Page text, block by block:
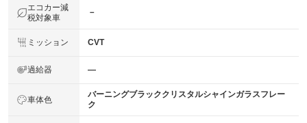
エコカー減
税対象車
－
ミッション CVT
過給器 ―
車体色
バーニングブラッククリスタルシャインガラスフレー
ク